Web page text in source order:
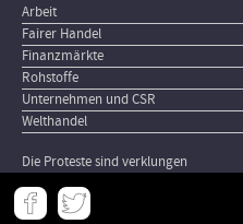
Arbeit
Fairer Handel
Finanzmärkte
Rohstoffe
Unternehmen und CSR
Welthandel
Die Proteste sind verklungen
Meta